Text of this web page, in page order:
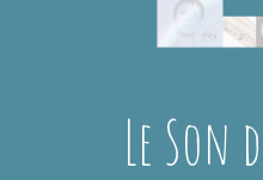
Le Son